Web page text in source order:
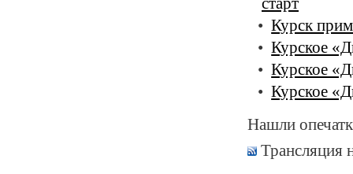
Курск
Курское
Курское
Курское
Нашли
Трансляция